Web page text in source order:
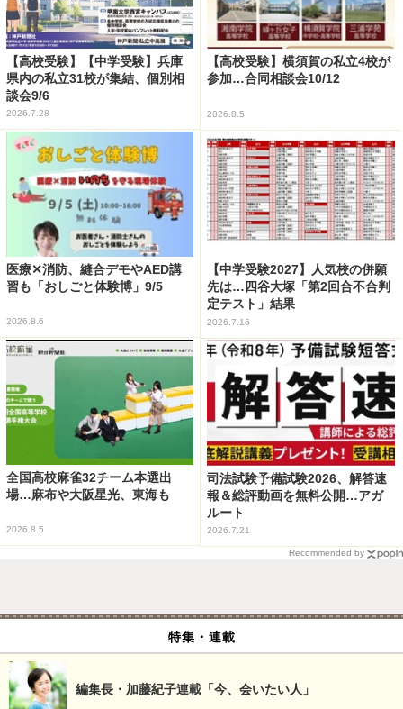
【高校受験】【中学受験】兵庫
県内の私立31校が集結、個別相
談会9/6
2026.7.28
【高校受験】横須賀の私立4校が
参加…合同相談会10/12
2026.8.5
医療✕消防、縫合デモやAED講
習も「おしごと体験博」9/5
2026.8.6
【中学受験2027】人気校の併願
先は…四谷大塚「第2回合不合判
定テスト」結果
2026.7.16
全国高校麻雀32チーム本選出
場…麻布や大阪星光、東海も
2026.8.5
司法試験予備試験2026、解答速
報＆総評動画を無料公開…アガ
ルート
2026.7.21
Recommended by
特集・連載
編集長・加藤紀子連載「今、会いたい人」